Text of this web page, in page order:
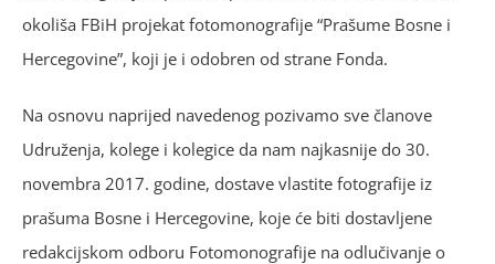
okoliša FBiH projekat fotomonografije “Prašume Bosne i
Hercegovine”, koji je i odobren od strane Fonda.
Na osnovu naprijed navedenog pozivamo sve članove
Udruženja, kolege i kolegice da nam najkasnije do 30.
novembra 2017. godine, dostave vlastite fotografije iz
prašuma Bosne i Hercegovine, koje će biti dostavljene
redakcijskom odboru Fotomonografije na odlučivanje o